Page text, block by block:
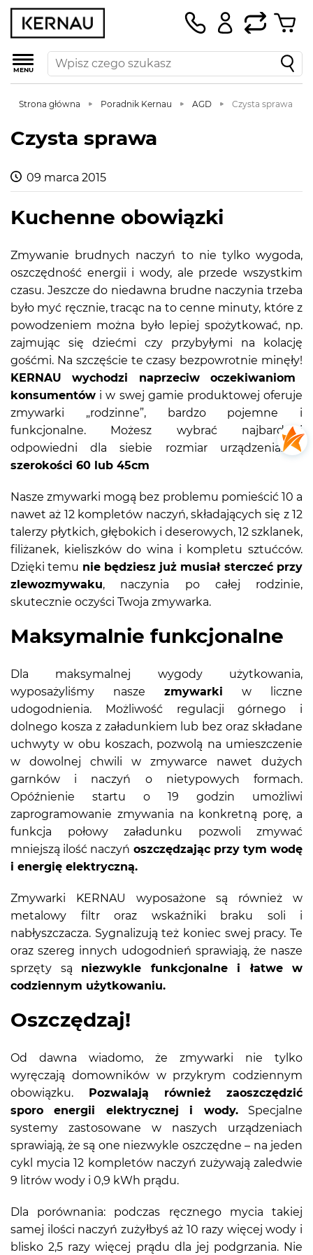
MENU
Strona główna Poradnik Kernau AGD Czysta sprawa
Czysta sprawa
09 marca 2015
Kuchenne obowiązki
Zmywanie brudnych naczyń to nie tylko wygoda,
oszczędność energii i wody, ale przede wszystkim
czasu. Jeszcze do niedawna brudne naczynia trzeba
było myć ręcznie, tracąc na to cenne minuty, które z
powodzeniem można było lepiej spożytkować, np.
zajmując się dziećmi czy przybyłymi na kolację
gośćmi. Na szczęście te czasy bezpowrotnie minęły!
KERNAU wychodzi naprzeciw oczekiwaniom
konsumentów i w swej gamie produktowej oferuje
zmywarki „rodzinne”, bardzo pojemne i
funkcjonalne. Możesz wybrać najbardziej
odpowiedni dla siebie rozmiar urządzenia:o
szerokości 60 lub 45cm
Nasze zmywarki mogą bez problemu pomieścić 10 a
nawet aż 12 kompletów naczyń, składających się z 12
talerzy płytkich, głębokich i deserowych, 12 szklanek,
filiżanek, kieliszków do wina i kompletu sztućców.
Dzięki temu nie będziesz już musiał sterczeć przy
zlewozmywaku, naczynia po całej rodzinie,
skutecznie oczyści Twoja zmywarka.
Maksymalnie funkcjonalne
Dla maksymalnej wygody użytkowania,
wyposażyliśmy nasze zmywarki w liczne
udogodnienia. Możliwość regulacji górnego i
dolnego kosza z załadunkiem lub bez oraz składane
uchwyty w obu koszach, pozwolą na umieszczenie
w dowolnej chwili w zmywarce nawet dużych
garnków i naczyń o nietypowych formach.
Opóźnienie startu o 19 godzin umożliwi
zaprogramowanie zmywania na konkretną porę, a
funkcja połowy załadunku pozwoli zmywać
mniejszą ilość naczyń oszczędzając przy tym wodę
i energię elektryczną.
Zmywarki KERNAU wyposażone są również w
metalowy filtr oraz wskaźniki braku soli i
nabłyszczacza. Sygnalizują też koniec swej pracy. Te
oraz szereg innych udogodnień sprawiają, że nasze
sprzęty są niezwykle funkcjonalne i łatwe w
codziennym użytkowaniu.
Oszczędzaj!
Od dawna wiadomo, że zmywarki nie tylko
wyręczają domowników w przykrym codziennym
obowiązku. Pozwalają również zaoszczędzić
sporo energii elektrycznej i wody.Specjalne
systemy zastosowane w naszych urządzeniach
sprawiają, że są one niezwykle oszczędne – na jeden
cykl mycia 12 kompletów naczyń zużywają zaledwie
9 litrów wody i 0,9 kWh prądu.
Dla porównania: podczas ręcznego mycia takiej
samej ilości naczyń zużyłbyś aż 10 razy więcej wody i
blisko 2,5 razy więcej prądu dla jej podgrzania. Nie